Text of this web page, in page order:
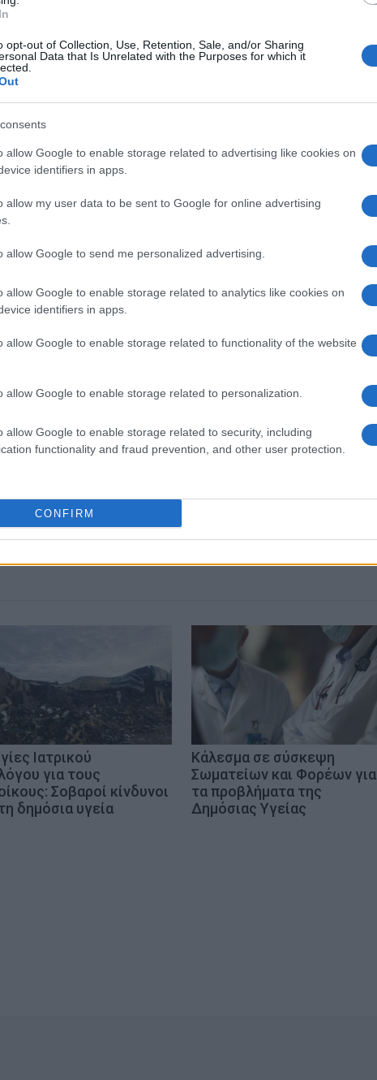
opt-out of Collection, Use, Retention, Sale, and/or Sharing
Data that Is Unrelated with the Purposes for which it
allow Google to enable storage related to advertising like cookies on
identifiers in apps.
allow my user data to be sent to Google for online advertising
allow Google to send me personalized advertising.
allow Google to enable storage related to analytics like cookies on
identifiers in apps.
allow Google to enable storage related to functionality of the website
allow Google to enable storage related to personalization.
allow Google to enable storage related to security, including
functionality and fraud prevention, and other user protection.
CONFIRM
Νησιά 2021-2027».
σημασία της πρωτοβάθμιας φροντίδας υγείας και
σε βασικές ιατρικές υπηρεσίες για όλα
Ενημέρωση από το 1990 σε θέσεις υψηλής
δημόσιες σχέσεις, το ελεύθερο και το
Facebook
Ιατρικού
για τους
Σοβαροί κίνδυνοι
δημόσια υγεία
Κάλεσμα σε σύσκεψη
Σωματείων και Φορέων για
τα προβλήματα της
Δημόσιας Υγείας